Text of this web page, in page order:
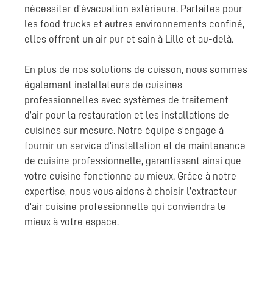
nécessiter d’évacuation extérieure. Parfaites pour
les food trucks et autres environnements confiné,
elles offrent un air pur et sain à Lille et au-delà.
En plus de nos solutions de cuisson, nous sommes
également installateurs de cuisines
professionnelles avec systèmes de traitement
d’air pour la restauration et les installations de
cuisines sur mesure. Notre équipe s’engage à
fournir un service d’installation et de maintenance
de cuisine professionnelle, garantissant ainsi que
votre cuisine fonctionne au mieux. Grâce à notre
expertise, nous vous aidons à choisir l’extracteur
d’air cuisine professionnelle qui conviendra le
mieux à votre espace.